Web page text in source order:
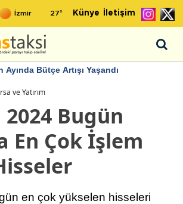
27° Künye İletişim
Ayında Bütçe Artışı Yaşandı
ve Yatırım
2024 Bugün
En Çok İşlem
en çok yükselen hisseleri